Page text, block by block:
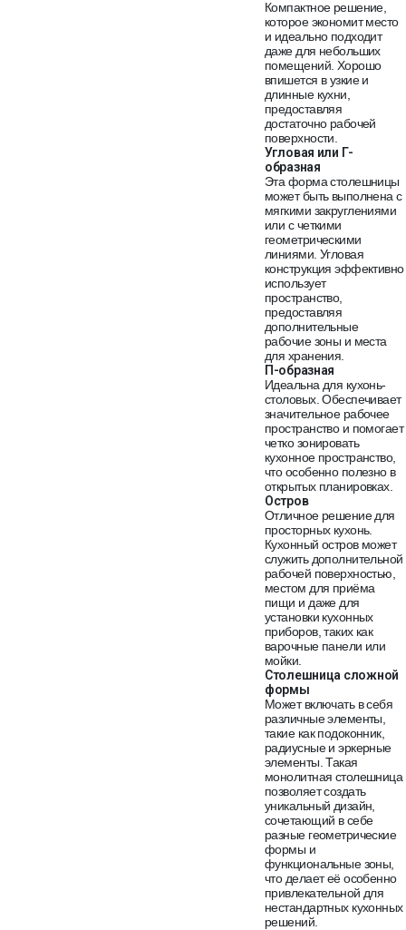
Компактное решение,
которое экономит место
и идеально подходит
даже для небольших
помещений. Хорошо
впишется в узкие и
длинные кухни,
предоставляя
достаточно рабочей
поверхности.
Угловая или Г-
образная
Эта форма столешницы
может быть выполнена с
мягкими закруглениями
или с четкими
геометрическими
линиями. Угловая
конструкция эффективно
использует
пространство,
предоставляя
дополнительные
рабочие зоны и места
для хранения.
П-образная
Идеальна для кухонь-
столовых. Обеспечивает
значительное рабочее
пространство и помогает
четко зонировать
кухонное пространство,
что особенно полезно в
открытых планировках.
Остров
Отличное решение для
просторных кухонь.
Кухонный остров может
служить дополнительной
рабочей поверхностью,
местом для приёма
пищи и даже для
установки кухонных
приборов, таких как
варочные панели или
мойки.
Столешница сложной
формы
Может включать в себя
различные элементы,
такие как подоконник,
радиусные и эркерные
элементы. Такая
монолитная столешница
позволяет создать
уникальный дизайн,
сочетающий в себе
разные геометрические
формы и
функциональные зоны,
что делает её особенно
привлекательной для
нестандартных кухонных
решений.